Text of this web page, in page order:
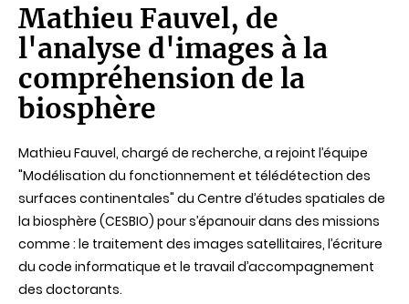
de
lecture
Mathieu Fauvel, de
l'analyse d'images à la
compréhension de la
biosphère
Mathieu Fauvel, chargé de recherche, a rejoint l’équipe
"Modélisation du fonctionnement et télédétection des
surfaces continentales" du Centre d’études spatiales de
la biosphère (CESBIO) pour s’épanouir dans des missions
comme : le traitement des images satellitaires, l’écriture
du code informatique et le travail d’accompagnement
des doctorants.